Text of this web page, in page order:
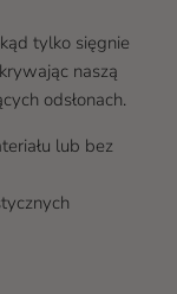
tylko sięgnie
naszą
odsłonach.
lub bez